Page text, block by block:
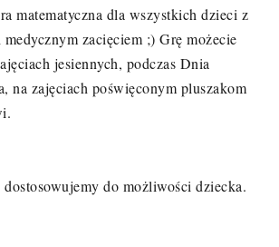
matematyczna dla wszystkich dzieci z
zacięciem ;) Grę możecie
jesiennych, podczas Dnia
na zajęciach poświęconym pluszakom
do możliwości dziecka.